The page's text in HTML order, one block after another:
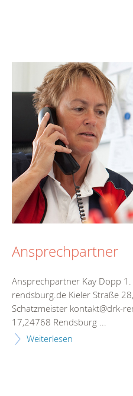
Ansprechpartner
Ansprechpartner Kay Dopp
rendsburg.de Kieler Straße
Schatzmeister kontakt@drk-
17,24768 Rendsburg ...
Weiterlesen